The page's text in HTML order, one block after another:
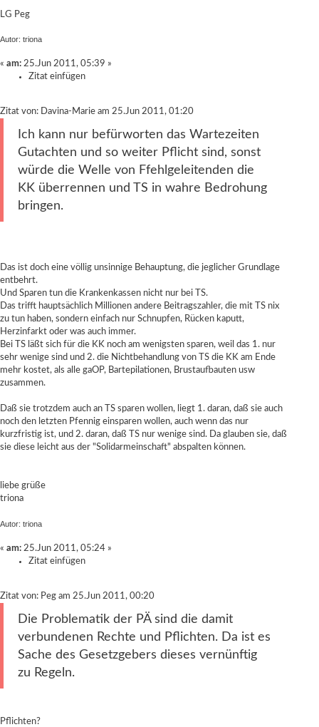
LG Peg
Autor: triona
« am: 25.Jun 2011, 05:39 »
Zitat einfügen
Zitat von: Davina-Marie am 25.Jun 2011, 01:20
Ich kann nur befürworten das Wartezeiten
Gutachten und so weiter Pflicht sind, sonst
würde die Welle von Ffehlgeleitenden die
KK überrennen und TS in wahre Bedrohung
bringen.
Das ist doch eine völlig unsinnige Behauptung, die jeglicher Grundlage
entbehrt.
Und Sparen tun die Krankenkassen nicht nur bei TS.
Das trifft hauptsächlich Millionen andere Beitragszahler, die mit TS nix
zu tun haben, sondern einfach nur Schnupfen, Rücken kaputt,
Herzinfarkt oder was auch immer.
Bei TS läßt sich für die KK noch am wenigsten sparen, weil das 1. nur
sehr wenige sind und 2. die Nichtbehandlung von TS die KK am Ende
mehr kostet, als alle gaOP, Bartepilationen, Brustaufbauten usw
zusammen.
Daß sie trotzdem auch an TS sparen wollen, liegt 1. daran, daß sie auch
noch den letzten Pfennig einsparen wollen, auch wenn das nur
kurzfristig ist, und 2. daran, daß TS nur wenige sind. Da glauben sie, daß
sie diese leicht aus der "Solidarmeinschaft" abspalten können.
liebe grüße
triona
Autor: triona
« am: 25.Jun 2011, 05:24 »
Zitat einfügen
Zitat von: Peg am 25.Jun 2011, 00:20
Die Problematik der PÄ sind die damit
verbundenen Rechte und Pflichten. Da ist es
Sache des Gesetzgebers dieses vernünftig
zu Regeln.
Pflichten?